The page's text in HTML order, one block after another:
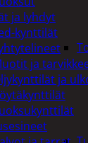
ja lyhdyt
kynttilät
ja
ja